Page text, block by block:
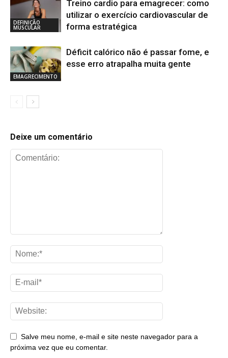
DEFINIÇÃO
MUSCULAR
Treino cardio para emagrecer: como
utilizar o exercício cardiovascular de
forma estratégica
EMAGRECIMENTO
Déficit calórico não é passar fome, e
esse erro atrapalha muita gente
Deixe um comentário
Salve meu nome, e-mail e site neste navegador para a
próxima vez que eu comentar.